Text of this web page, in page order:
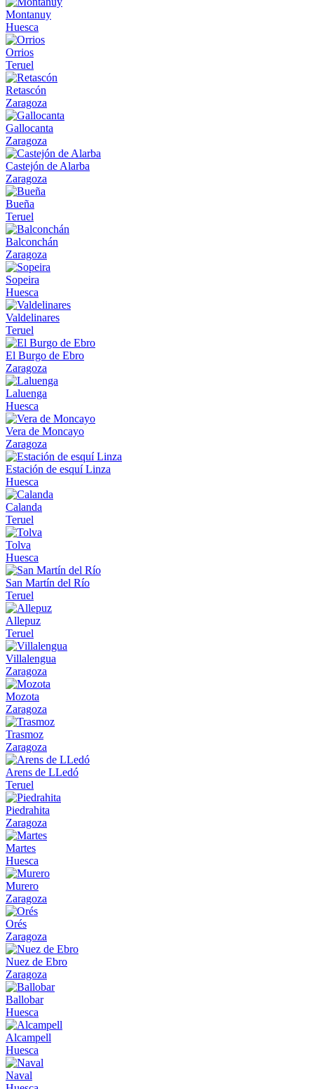
Montanuy
Huesca
Orrios
Teruel
Retascón
Zaragoza
Gallocanta
Zaragoza
Castejón de Alarba
Zaragoza
Bueña
Teruel
Balconchán
Zaragoza
Sopeira
Huesca
Valdelinares
Teruel
El Burgo de Ebro
Zaragoza
Laluenga
Huesca
Vera de Moncayo
Zaragoza
Estación de esquí Linza
Huesca
Calanda
Teruel
Tolva
Huesca
San Martín del Río
Teruel
Allepuz
Teruel
Villalengua
Zaragoza
Mozota
Zaragoza
Trasmoz
Zaragoza
Arens de LLedó
Teruel
Piedrahita
Zaragoza
Martes
Huesca
Murero
Zaragoza
Orés
Zaragoza
Nuez de Ebro
Zaragoza
Ballobar
Huesca
Alcampell
Huesca
Naval